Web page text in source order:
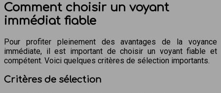
Comment choisir un voyant
immédiat fiable
Pour profiter pleinement des avantages de la voyance
immédiate, il est important de choisir un voyant fiable et
compétent. Voici quelques critères de sélection importants.
Critères de sélection